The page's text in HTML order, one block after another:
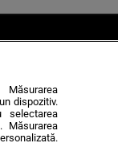
dispozitiv.
selectarea
Măsurarea